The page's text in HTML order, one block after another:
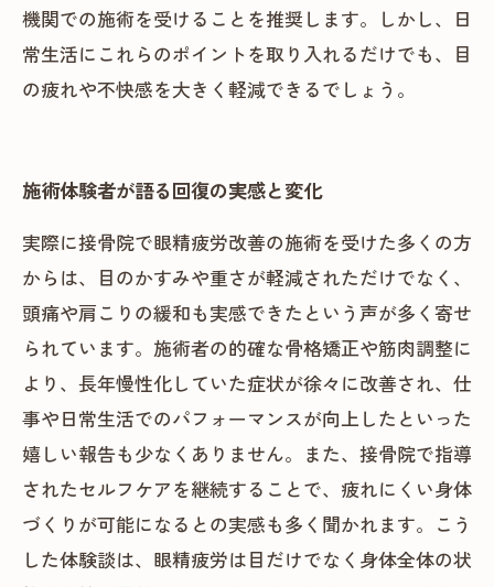
機関での施術を受けることを推奨します。しかし、日
常生活にこれらのポイントを取り入れるだけでも、目
の疲れや不快感を大きく軽減できるでしょう。
施術体験者が語る回復の実感と変化
実際に接骨院で眼精疲労改善の施術を受けた多くの方
からは、目のかすみや重さが軽減されただけでなく、
頭痛や肩こりの緩和も実感できたという声が多く寄せ
られています。施術者の的確な骨格矯正や筋肉調整に
より、長年慢性化していた症状が徐々に改善され、仕
事や日常生活でのパフォーマンスが向上したといった
嬉しい報告も少なくありません。また、接骨院で指導
されたセルフケアを継続することで、疲れにくい身体
づくりが可能になるとの実感も多く聞かれます。こう
した体験談は、眼精疲労は目だけでなく身体全体の状